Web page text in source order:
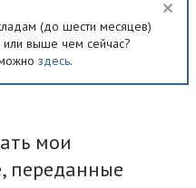
(до шести месяцев)
выше чем сейчас?
здесь.
мои
переданные